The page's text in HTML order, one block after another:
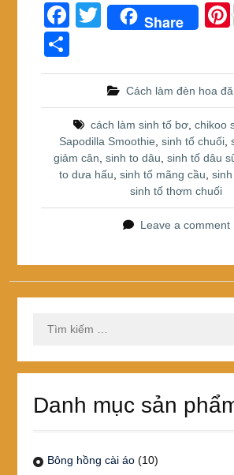
F
a
c
b
o
o
T
tt
er
Share
h
e
Cách làm đèn hoa
cách làm sinh tố bơ,chikoo
Sapodilla Smoothie, sinh tố chuối,
giảm cân,sinh to dâu,sinh tố dâu
to dưa hấu, sinh tố mãng cầu,
sinh tố thơm chuối
Leave a comment
kiếm
Danh mục sản
Bông hồng cài áo (10)